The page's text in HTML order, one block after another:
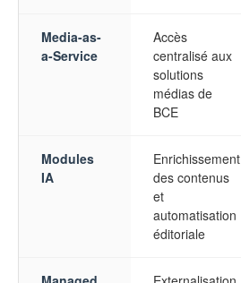
Media-as-
a-Service
Accès
centralisé aux
solutions
médias de
BCE
Modules
IA
Enrichissement
des contenus
et
automatisation
éditoriale